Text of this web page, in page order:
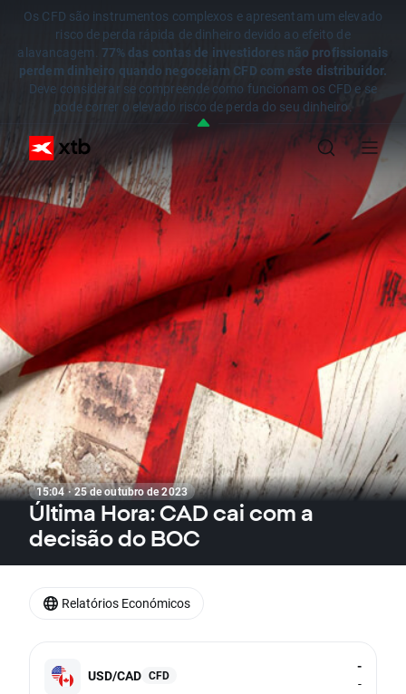
Os CFD são instrumentos complexos e apresentam um elevado
risco de perda rápida de dinheiro devido ao efeito de
alavancagem. 77% das contas de investidores não profissionais
perdem dinheiro quando negoceiam CFD com este distribuidor.
Deve considerar se compreende como funcionam os CFD e se
pode correr o elevado risco de perda do seu dinheiro.
15:04 · 25 de outubro de 2023
Última Hora: CAD cai com a
decisão do BOC
USD/CAD CFD
-
-
Relatórios Económicos